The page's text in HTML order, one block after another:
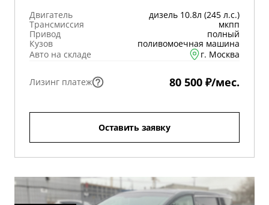
Двигатель
дизель 10.8л (245 л.с.)
Трансмиссия
мкпп
Привод
полный
Кузов
поливомоечная машина
Авто на складе
г. Москва
Лизинг платеж 80 500 ₽/мес.
Оставить заявку